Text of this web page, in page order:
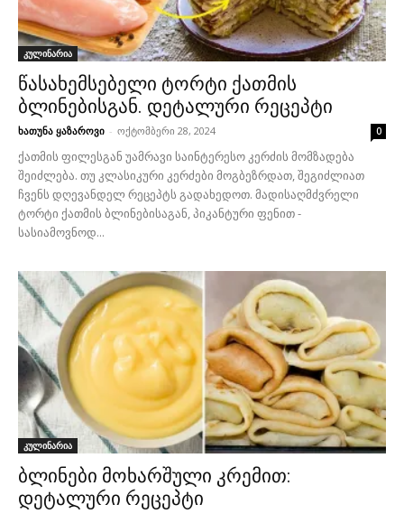
კულინარია
წასახემსებელი ტორტი ქათმის
ბლინებისგან. დეტალური რეცეპტი
ხათუნა ყაზაროვი - ოქტომბერი 28, 2024 0
ქათმის ფილესგან უამრავი საინტერესო კერძის მომზადება
შეიძლება. თუ კლასიკური კერძები მოგბეზრდათ, შეგიძლიათ
ჩვენს დღევანდელ რეცეპტს გადახედოთ. მადისაღმძვრელი
ტორტი ქათმის ბლინებისაგან, პიკანტური ფენით -
სასიამოვნოდ...
კულინარია
ბლინები მოხარშული კრემით:
დეტალური რეცეპტი